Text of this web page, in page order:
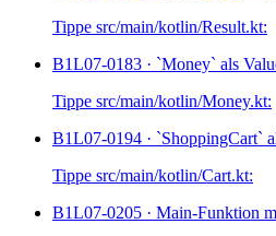
Tippe src/main/kotlin/Result.kt:
B1L07-0183 · `Money` als
Tippe src/main/kotlin/Money.kt:
B1L07-0194 · `ShoppingCart`
Tippe src/main/kotlin/Cart.kt:
B1L07-0205 · Main-Funktion